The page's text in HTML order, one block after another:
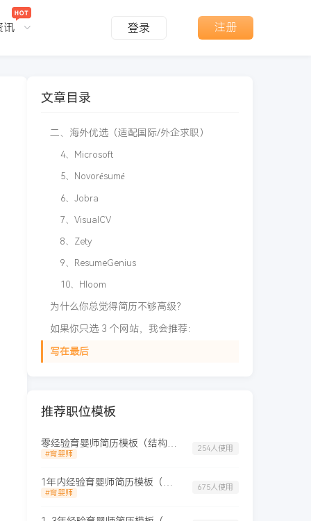
讯 登录 注册
文章目录
2、100分简历
二、海外优选（适配国际/外企求职）
4、Microsoft
5、Novorésumé
6、Jobra
7、VisualCV
8、Zety
9、ResumeGenius
10、Hloom
为什么你总觉得简历不够高级？
如果你只选 3 个网站，我会推荐：
写在最后
推荐职位模板
#育婴师
254人使用
#育婴师
675人使用